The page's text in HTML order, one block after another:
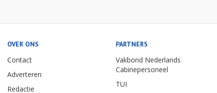
OVER ONS
Contact
Adverteren
Redactie
PARTNERS
Vakbond Nederlands
Cabinepersoneel
TUI